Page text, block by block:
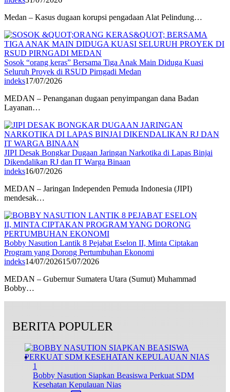
Medan – Kasus dugaan korupsi pengadaan Alat Pelindung…
Sosok “orang keras” Bersama Tiga Anak Main Diduga Kuasi
Seluruh Proyek di RSUD Pirngadi Medan
indeks17/07/2026
MEDAN – Penanganan dugaan penyimpangan dana Badan
Layanan…
JIPI Desak Bongkar Dugaan Jaringan Narkotika di Lapas Binjai
Dikendalikan RJ dan IT Warga Binaan
indeks16/07/2026
MEDAN – Jaringan Independen Pemuda Indonesia (JIPI)
mendesak…
Bobby Nasution Lantik 8 Pejabat Eselon II, Minta Ciptakan
Program yang Dorong Pertumbuhan Ekonomi
indeks14/07/202615/07/2026
MEDAN – Gubernur Sumatera Utara (Sumut) Muhammad
Bobby…
BERITA POPULER
1
Bobby Nasution Siapkan Beasiswa Perkuat SDM
Kesehatan Kepulauan Nias